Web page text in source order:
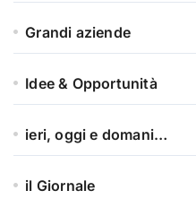
Grandi aziende
Idee & Opportunità
ieri, oggi e domani…
il Giornale